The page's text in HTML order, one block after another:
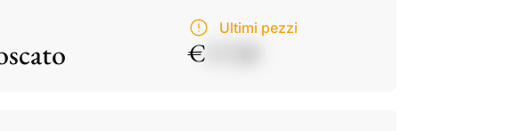
Ultimi pezzi
€